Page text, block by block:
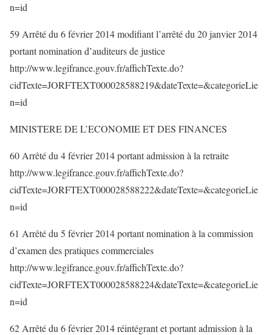
n=id
59 Arrêté du 6 février 2014 modifiant l’arrêté du 20 janvier 2014
portant nomination d’auditeurs de justice
http://www.legifrance.gouv.fr/affichTexte.do?
cidTexte=JORFTEXT000028588219&dateTexte=&categorieLie
n=id
MINISTERE DE L’ECONOMIE ET DES FINANCES
60 Arrêté du 4 février 2014 portant admission à la retraite
http://www.legifrance.gouv.fr/affichTexte.do?
cidTexte=JORFTEXT000028588222&dateTexte=&categorieLie
n=id
61 Arrêté du 5 février 2014 portant nomination à la commission
d’examen des pratiques commerciales
http://www.legifrance.gouv.fr/affichTexte.do?
cidTexte=JORFTEXT000028588224&dateTexte=&categorieLie
n=id
62 Arrêté du 6 février 2014 réintégrant et portant admission à la